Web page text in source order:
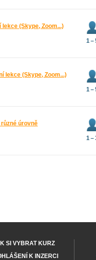
lekce (Skype, Zoom...)
1 –
lekce (Skype, Zoom...)
1 –
úrovně
1 –
SI VYBRAT KURZ
K INZERCI